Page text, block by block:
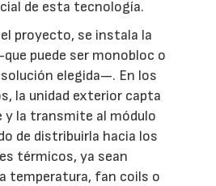
de esta tecnología.
proyecto, se instala la
puede ser monobloc o
elegida—. En los
la unidad exterior capta
y la transmite al módulo
de distribuirla hacia los
térmicos, ya sean
temperatura, fan coils o